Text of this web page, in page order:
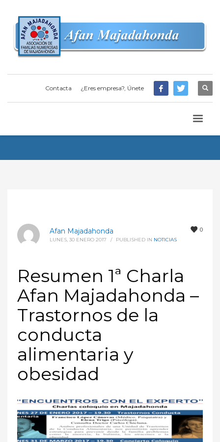
Contacta ¿Eres empresa?, Únete
0
Afan Majadahonda
LUNES, 30 ENERO 2017 / PUBLISHED IN NOTICIAS
Resumen 1ª Charla
Afan Majadahonda –
Trastornos de la
conducta
alimentaria y
obesidad